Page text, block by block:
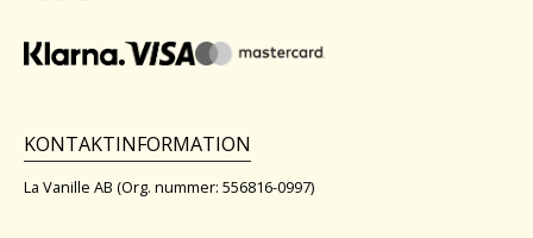
KONTAKTINFORMATION
La Vanille AB (Org. nummer: 556816-0997)